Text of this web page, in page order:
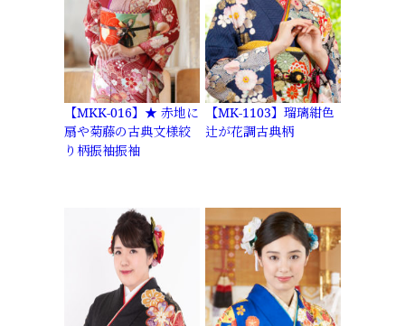
【MKK-016】★ 赤地に
扇や菊藤の古典文様絞
り柄振袖振袖
【MK-1103】瑠璃紺色
辻が花調古典柄